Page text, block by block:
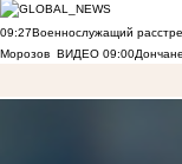
09:27Военнослужащий
Морозов ВИДЕО 09:00